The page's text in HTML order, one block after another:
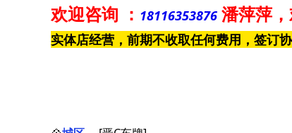
欢迎咨询 ： 18116353876 潘萍萍
实体店经营，前期不收取任何费用，签订